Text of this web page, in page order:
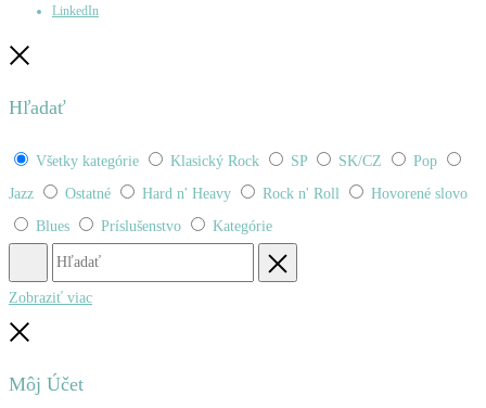
LinkedIn
Hľadať
Všetky kategórie Klasický Rock SP SK/CZ
Pop
Jazz
Ostatné Hard n' Heavy Rock n' Roll
Hovorené slovo
Blues
Príslušenstvo Kategórie
Hľadať
Zobraziť viac
Môj Účet